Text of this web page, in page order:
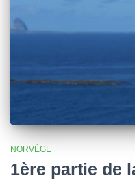
NORVÈGE
1ère partie de